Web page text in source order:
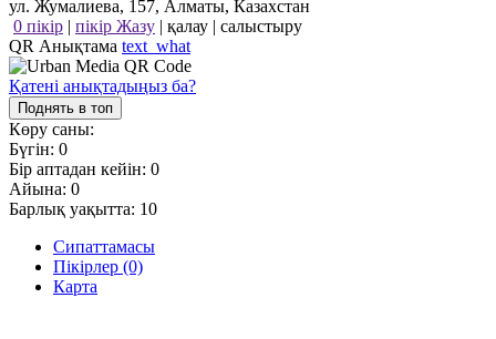
ул. Жумалиева, 157, Алматы, Казахстан
0 пікір | пікір Жазу | қалау | салыстыру
QR Анықтама text_what
Қатені анықтадыңыз ба?
Поднять в топ
Көру саны:
Бүгін: 0
Бір аптадан кейін: 0
Айына: 0
Барлық уақытта: 10
Сипаттамасы
Пікірлер (0)
Карта